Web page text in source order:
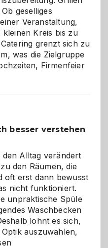
geselliges
Veranstaltung,
Kreis bis zu
grenzt sich zu
was die Zielgruppe
Firmenfeier
besser verstehen
Alltag verändert
den Räumen, die
oft erst dann bewusst
nicht funktioniert.
unpraktische Spüle
Waschbecken
lohnt es sich,
auszuwählen,